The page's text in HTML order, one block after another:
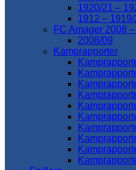
1920/21 –
1912 –
FC Amager 2008
2008/09
Kamprapporter